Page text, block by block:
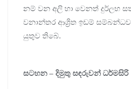
නම් වන අලි හා වෙනත් දුර්ලභ
වනාන්තර ආශ්‍රිත ඉඩම්
යුතුව තිබේ.
සටහන – දිමුතු සඳරුවන් ධර්මසිරි